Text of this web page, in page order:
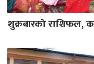
शुक्रबारको राशिफल,